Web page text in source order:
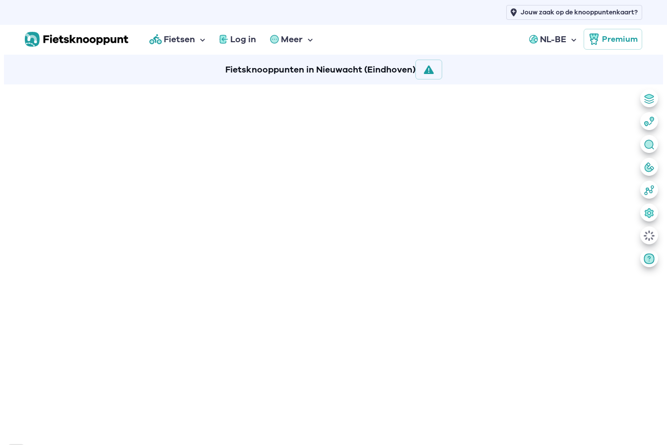
Fietsen Log in Meer NL-BE Premium
Jouw zaak op de knooppuntenkaart?
Fietsknooppunten in Nieuwacht (Eindhoven)